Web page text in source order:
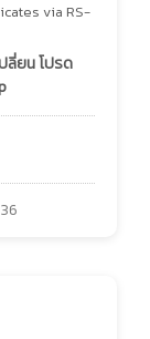
via RS-
ลี่ยน โปรด